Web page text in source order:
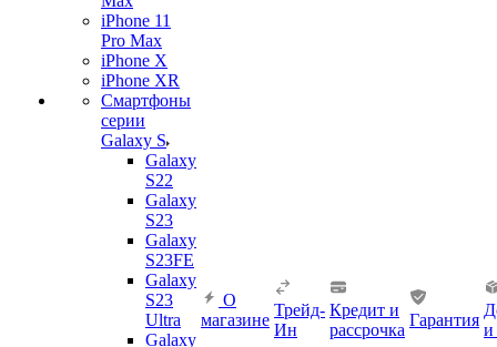
iPhone 11
Pro Max
iPhone X
iPhone XR
Смартфоны
серии
Galaxy S
Galaxy
S22
Galaxy
S23
Galaxy
S23FE
Galaxy
S23
Ultra
Galaxy
О
магазине
Трейд-
Ин
Кредит и
рассрочка
Гарантия
и